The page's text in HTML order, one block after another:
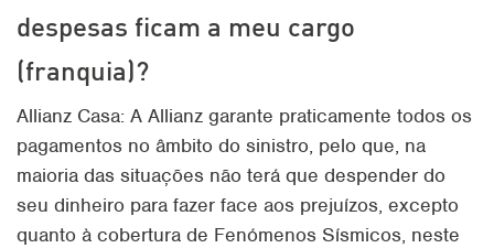
despesas ficam a meu cargo
(franquia)?
Allianz Casa: A Allianz garante praticamente todos os
pagamentos no âmbito do sinistro, pelo que, na
maioria das situações não terá que despender do
seu dinheiro para fazer face aos prejuízos, excepto
quanto à cobertura de Fenómenos Sísmicos, neste